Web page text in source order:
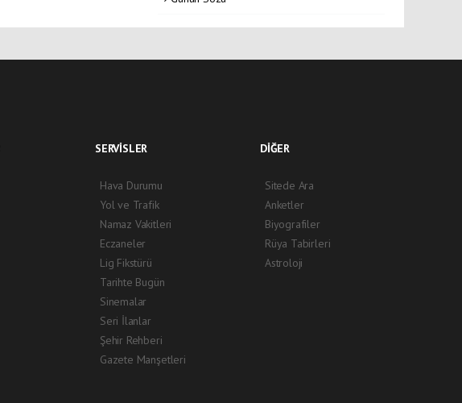
SERVİSLER
Hava Durumu
Yol ve Trafik
Namaz Vakitleri
Eczaneler
Lig Fikstürü
Tarihte Bugün
Sinemalar
Seri İlanlar
Şehir Rehberi
Gazete Manşetleri
DİĞER
Sitede Ara
Anketler
Biyografiler
Rüya Tabirleri
Astroloji